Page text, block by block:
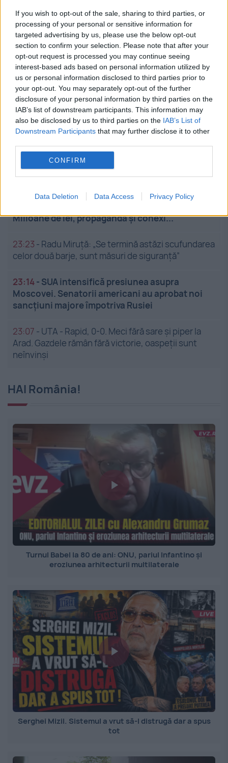
If you wish to opt-out of the sale, sharing to third parties, or
processing of your personal or sensitive information for
targeted advertising by us, please use the below opt-out
section to confirm your selection. Please note that after your
opt-out request is processed you may continue seeing
interest-based ads based on personal information utilized by
us or personal information disclosed to third parties prior to
your opt-out. You may separately opt-out of the further
disclosure of your personal information by third parties on the
IAB’s list of downstream participants. This information may
also be disclosed by us to third parties on the IAB’s List of
Downstream Participants that may further disclose it to other
CONFIRM
Data Deletion Data Access Privacy Policy
Stiri calde
23:58-De ce au românii o pensie mică, deși
plătesc printre cele mai mari contribuții din UE
23:43-Seceta de pe Dunăre aduce câștiguri uriașe
pentru Bulgaria. România importă masiv energie de
la vecini
23:30-Rețeaua din spatele campaniei AUR
Milioane de lei, propagandă și conexi...
23:23 - Radu Miruță: „Se termină astăzi scufundarea
celor două barje, sunt măsuri de siguranţă”
23:14- SUA intensifică presiunea asupra
Moscovei. Senatorii americani au aprobat noi
sancțiuni majore împotriva Rusiei
23:07 - UTA - Rapid, 0-0. Meci fără sare și piper la
Arad. Gazdele rămân fără victorie, oaspeții sunt
neînvinși
HAI România!
Turnul Babel la 80 de ani: ONU, pariul Infantino și
eroziunea arhitecturii multilaterale
Serghei Mizil. Sistemul a vrut să-l distrugă dar a spus
tot